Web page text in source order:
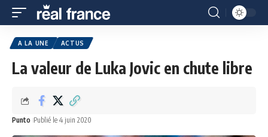
A LA UNE ACTUS
La valeur de Luka Jovic en chute libre
Punto Publié le 4 juin 2020